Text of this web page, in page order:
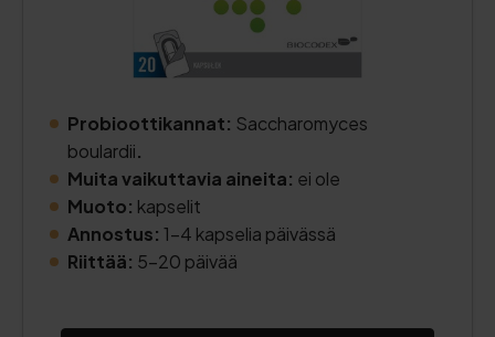
Probioottikannat: Saccharomyces
boulardii.
Muita vaikuttavia aineita: ei ole
Muoto: kapselit
Annostus: 1-4 kapselia päivässä
Riittää: 5-20 päivää